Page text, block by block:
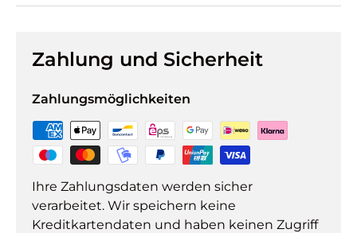
Zahlung und Sicherheit
Zahlungsmöglichkeiten
Ihre Zahlungsdaten werden sicher
verarbeitet. Wir speichern keine
Kreditkartendaten und haben keinen Zugriff